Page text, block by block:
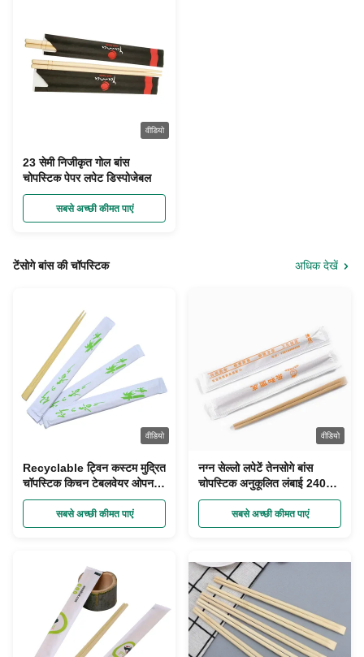
वीडियो
23 सेमी निजीकृत गोल बांस
चोपस्टिक पेपर लपेट डिस्पोजेबल
सबसे अच्छी कीमत पाएं
टेंसोगे बांस की चॉपस्टिक अधिक देखें
वीडियो
Recyclable ट्विन कस्टम मुद्रित
चॉपस्टिक किचन टेबलवेयर ओपन
पेपर पैकिंग
सबसे अच्छी कीमत पाएं
वीडियो
नग्न सेल्लो लपेटें तेनसोगे बांस
चोपस्टिक अनुकूलित लंबाई 240
मिमी
सबसे अच्छी कीमत पाएं